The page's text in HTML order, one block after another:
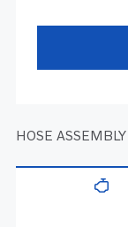
HOSE ASSEMBLY